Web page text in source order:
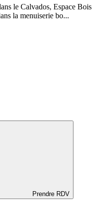
le Calvados, Espace Bois
la menuiserie bo...
Prendre RDV